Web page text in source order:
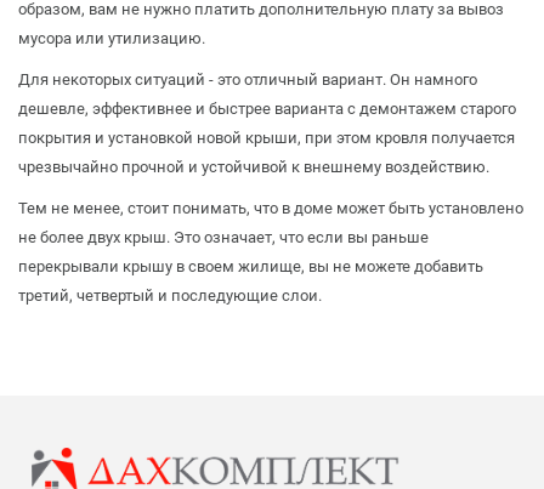
образом, вам не нужно платить дополнительную плату за вывоз
мусора или утилизацию.
Для некоторых ситуаций - это отличный вариант. Он намного
дешевле, эффективнее и быстрее варианта с демонтажем старого
покрытия и установкой новой крыши, при этом кровля получается
чрезвычайно прочной и устойчивой к внешнему воздействию.
Тем не менее, стоит понимать, что в доме может быть установлено
не более двух крыш. Это означает, что если вы раньше
перекрывали крышу в своем жилище, вы не можете добавить
третий, четвертый и последующие слои.